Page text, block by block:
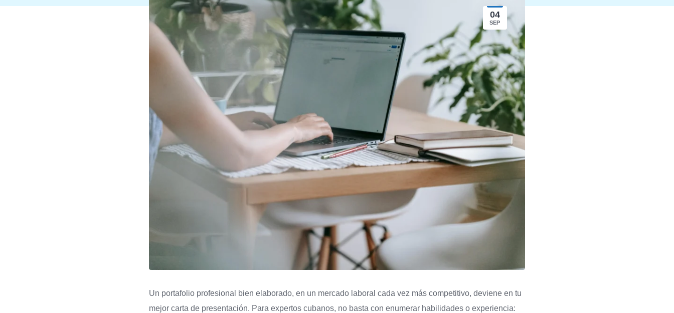
04
SEP
Un portafolio profesional bien elaborado, en un mercado laboral cada vez más competitivo, deviene en tu
mejor carta de presentación. Para expertos cubanos, no basta con enumerar habilidades o experiencia: